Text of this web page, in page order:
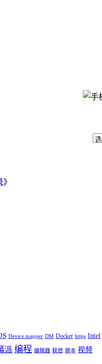
》
Device mapper DM Docker https Intel
派 编程 编辑器 联想 脚本 视频